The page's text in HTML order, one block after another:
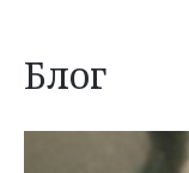
Блог